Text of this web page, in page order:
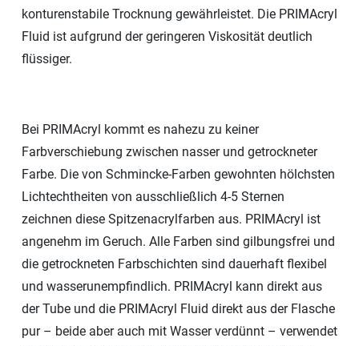
konturenstabile Trocknung gewährleistet. Die PRIMAcryl
Fluid ist aufgrund der geringeren Viskosität deutlich
flüssiger.
Bei PRIMAcryl kommt es nahezu zu keiner
Farbverschiebung zwischen nasser und getrockneter
Farbe. Die von Schmincke-Farben gewohnten hölchsten
Lichtechtheiten von ausschließlich 4-5 Sternen
zeichnen diese Spitzenacrylfarben aus. PRIMAcryl ist
angenehm im Geruch. Alle Farben sind gilbungsfrei und
die getrockneten Farbschichten sind dauerhaft flexibel
und wasserunempfindlich. PRIMAcryl kann direkt aus
der Tube und die PRIMAcryl Fluid direkt aus der Flasche
pur – beide aber auch mit Wasser verdünnt – verwendet